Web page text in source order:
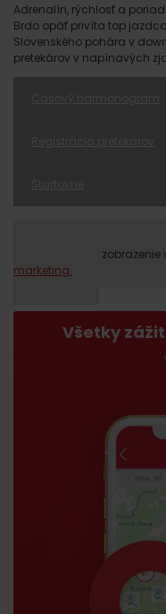
Adrenalín, rýchlosť a
Brdo opäť privíta top
Slovenského pohára v
pretekárov v napínavých
Prosím, pre
marketing.
Všetky